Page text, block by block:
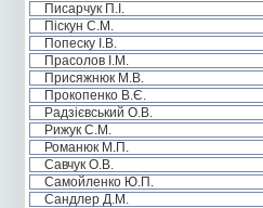
Писарчук П.І.
Піскун С.М.
Попеску І.В.
Прасолов І.М.
Присяжнюк М.В.
Прокопенко В.Є.
Радзієвський О.В.
Рижук С.М.
Романюк М.П.
Савчук О.В.
Самойленко Ю.П.
Сандлер Д.М.